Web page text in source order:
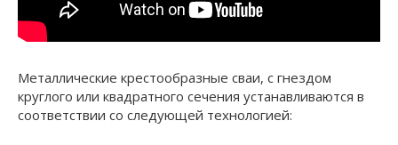
Металлические крестообразные сваи, с гнездом
круглого или квадратного сечения устанавливаются в
соответствии со следующей технологией: